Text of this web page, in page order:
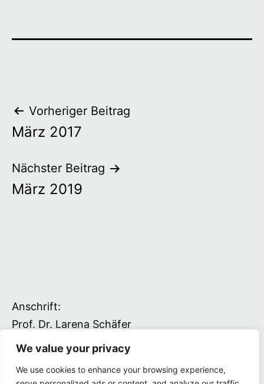
We value your privacy
We use cookies to enhance your browsing experience,
Beitragsnavigation
Vorheriger Beitrag
März 2017
Nächster Beitrag
März 2019
Anschrift:
Prof. Dr. Larena Schäfer
Driverstraße 22